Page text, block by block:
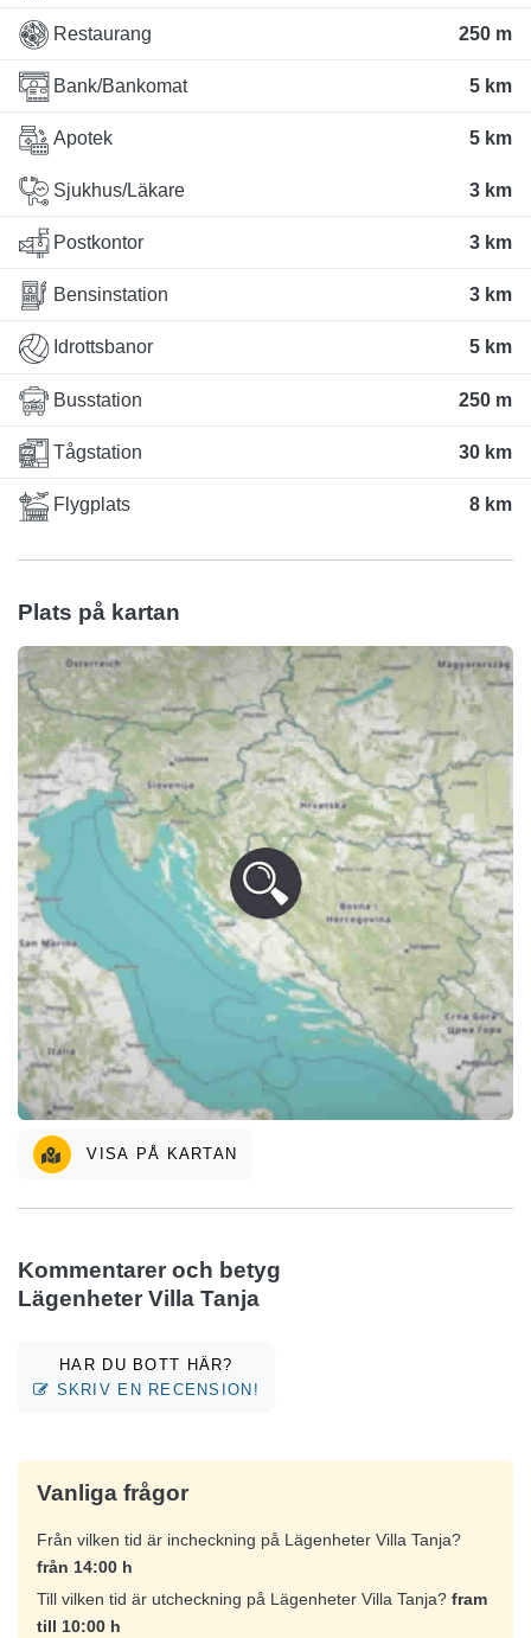
Restaurang 250 m
Bank/Bankomat 5 km
Apotek 5 km
Sjukhus/Läkare 3 km
Postkontor 3 km
Bensinstation 3 km
Idrottsbanor 5 km
Busstation 250 m
Tågstation 30 km
Flygplats 8 km
Plats på kartan
VISA PÅ KARTAN
Kommentarer och betyg
Lägenheter Villa Tanja
HAR DU BOTT HÄR?
SKRIV EN RECENSION!
Vanliga frågor
Från vilken tid är incheckning på Lägenheter Villa Tanja?
från 14:00 h
Till vilken tid är utcheckning på Lägenheter Villa Tanja? fram
till 10:00 h